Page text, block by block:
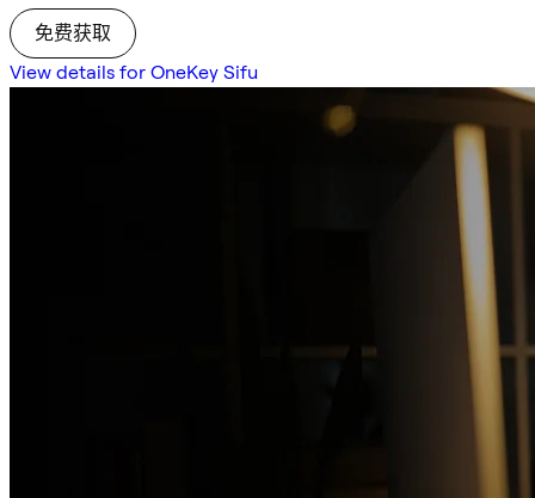
免费获取
View details for OneKey Sifu